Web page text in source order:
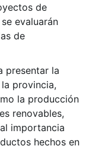
de
evaluarán
de
presentar la
provincia,
la producción
renovables,
importancia
hechos en